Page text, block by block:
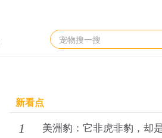
新看点
1